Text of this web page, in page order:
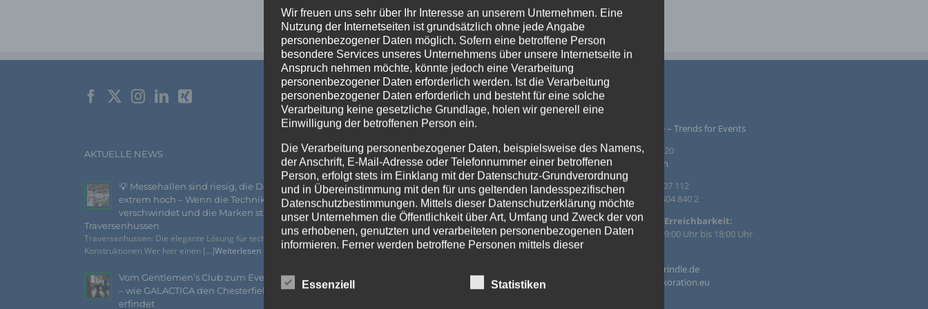
zur
Wunschliste
AKTUELLE NEWS
💡 Messehallen sind riesig, die Decken
extrem hoch – Wenn die Technik
verschwindet und die Marken strahlen –
Traversenhussen
Traversenhussen: Die elegante Lösung für technische
Konstruktionen Wer hier einen [...]Weiterlesen »
Vom Gentlemen’s Club zum Eventhighlight
– wie GALACTICA den Chesterfield-Look neu
erfindet
PRODUKTSUCHE IMPRESSUM
Agentur Rindle – Trends for Events
Prinzendamm 20
25436 Tornesch
Tel. +49 4122 407 112
Fax. +49 4122 404 840 2
Telefonische Erreichbarkeit:
Mo. – Fr. von 09:00 Uhr bis 18:00 Uhr
info@agentur-rindle.de
info@eventdekoration.eu
Wir freuen uns sehr über Ihr Interesse an unserem Unternehmen. Eine
Nutzung der Internetseiten ist grundsätzlich ohne jede Angabe
personenbezogener Daten möglich. Sofern eine betroffene Person
besondere Services unseres Unternehmens über unsere Internetseite in
Anspruch nehmen möchte, könnte jedoch eine Verarbeitung
personenbezogener Daten erforderlich werden. Ist die Verarbeitung
personenbezogener Daten erforderlich und besteht für eine solche
Verarbeitung keine gesetzliche Grundlage, holen wir generell eine
Einwilligung der betroffenen Person ein.
Die Verarbeitung personenbezogener Daten, beispielsweise des Namens,
der Anschrift, E-Mail-Adresse oder Telefonnummer einer betroffenen
Person, erfolgt stets im Einklang mit der Datenschutz-Grundverordnung
und in Übereinstimmung mit den für uns geltenden landesspezifischen
Datenschutzbestimmungen. Mittels dieser Datenschutzerklärung möchte
unser Unternehmen die Öffentlichkeit über Art, Umfang und Zweck der von
uns erhobenen, genutzten und verarbeiteten personenbezogenen Daten
informieren. Ferner werden betroffene Personen mittels dieser
Wir haben als für die Verarbeitung Verantwortlicher zahlreiche technische
Essenziell Statistiken